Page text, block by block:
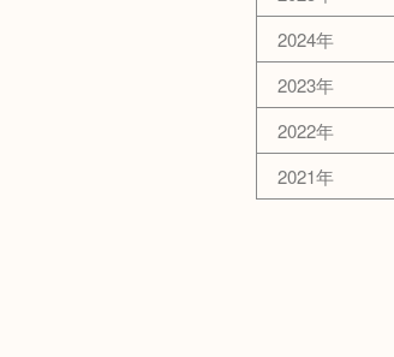
2024年
2023年
2022年
2021年